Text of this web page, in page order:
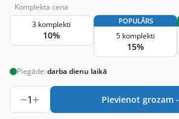
Komplekta cena
3 komplekti
10%
POPULĀRS
5 komplekti
15%
Piegāde:darba dienu laikā
1 Pievienot grozam -